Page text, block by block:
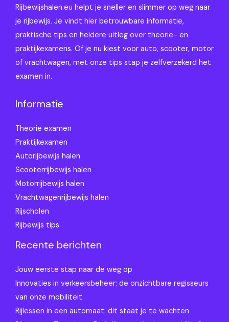
Rijbewijshalen.eu helpt je sneller en slimmer op weg naar
je rijbewijs. Je vindt hier betrouwbare informatie,
praktische tips en heldere uitleg over theorie- en
praktijkexamens. Of je nu kiest voor auto, scooter, motor
of vrachtwagen, met onze tips stap je zelfverzekerd het
examen in.
Informatie
Theorie examen
Praktijkexamen
Autorijbewijs halen
Scooterrijbewijs halen
Motorrijbewijs halen
Vrachtwagenrijbewijs halen
Rijscholen
Rijbewijs tips
Recente berichten
Jouw eerste stap naar de weg op
Innovaties in verkeersbeheer: de onzichtbare regisseurs
van onze mobiliteit
Rijlessen in een automaat: dit staat je te wachten